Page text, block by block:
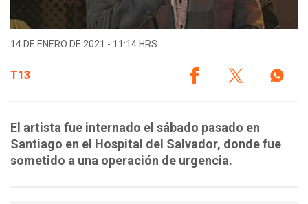
14 DE ENERO DE 2021 - 11:14 HRS.
T13
El artista fue internado el sábado pasado en
Santiago en el Hospital del Salvador, donde fue
sometido a una operación de urgencia.